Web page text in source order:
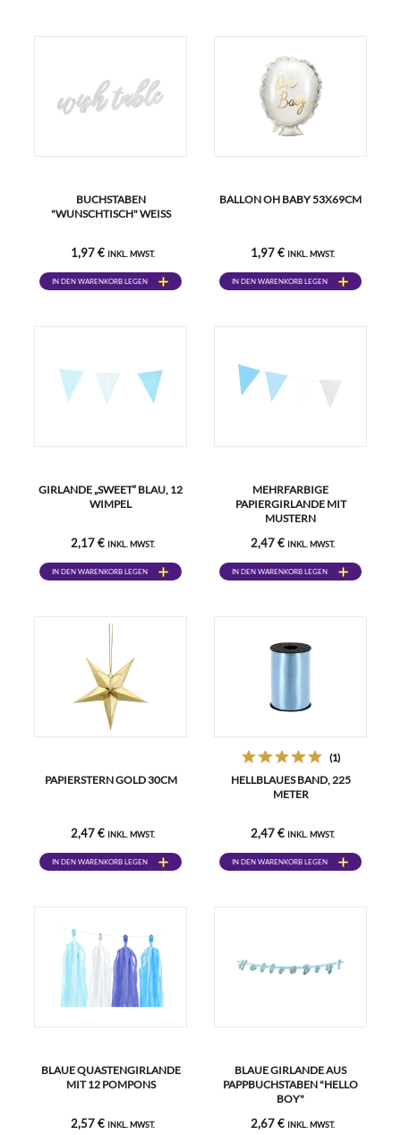
BUCHSTABEN
"WUNSCHTISCH" WEISS
1,97 € INKL. MWST.
IN DEN WARENKORB LEGEN
BALLON OH BABY 53X69CM
1,97 € INKL. MWST.
IN DEN WARENKORB LEGEN
GIRLANDE „SWEET“ BLAU, 12
WIMPEL
2,17 € INKL. MWST.
IN DEN WARENKORB LEGEN
MEHRFARBIGE
PAPIERGIRLANDE MIT
MUSTERN
2,47 € INKL. MWST.
IN DEN WARENKORB LEGEN
PAPIERSTERN GOLD 30CM
2,47 € INKL. MWST.
IN DEN WARENKORB LEGEN
(1)
HELLBLAUES BAND, 225
METER
2,47 € INKL. MWST.
IN DEN WARENKORB LEGEN
BLAUE QUASTENGIRLANDE
MIT 12 POMPONS
2,57 € INKL. MWST.
BLAUE GIRLANDE AUS
PAPPBUCHSTABEN "HELLO
BOY"
2,67 € INKL. MWST.